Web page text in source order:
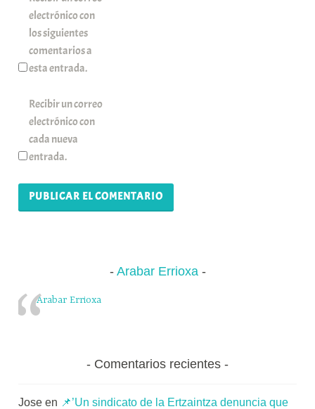
electrónico con
los siguientes
comentarios a
esta entrada.
Recibir un correo
electrónico con
cada nueva
entrada.
Arabar Errioxa
Arabar Errioxa
Comentarios recientes
Jose en 📌’Un sindicato de la Ertzaintza denuncia que